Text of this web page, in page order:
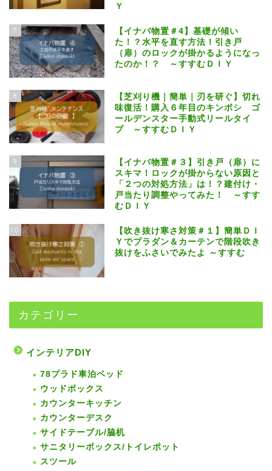
Ｙ
7
【イナバ物置＃4】基礎が傾い
た！？水平を直す方法！引き戸
（扉）のロックが掛かるようになっ
たのか！？ ～すすむＤＩＹ
8
【芝刈り機｜簡単｜刃を研ぐ】切れ
味復活！購入６年目のキンボシ ゴ
ールデンスター手動式リールタイ
プ ～すすむＤＩＹ
9
【イナバ物置＃３】引き戸（扉）に
スキマ！ロックが掛からない原因と
「２つの対処方法」は！？建付け・
戸当たり調整やってみた！ ～すす
むＤＩＹ
10
【吹き抜け寒さ対策＃１】簡単ＤＩ
Ｙでプラダン＆カーテンで階段吹き
抜けをふさいでみたよ ～すすむ
カテゴリー
インテリアDIY
78プラド車泊ベッド
ウッドボックス
カウンターキッチン
カウンターデスク
サイドテーブル/脇机
サニタリーボックス/トイレポット
スツール